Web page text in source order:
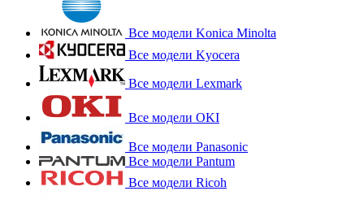
Все модели Konica Minolta
Все модели Kyocera
Все модели Lexmark
Все модели OKI
Все модели Panasonic
Все модели Pantum
Все модели Ricoh